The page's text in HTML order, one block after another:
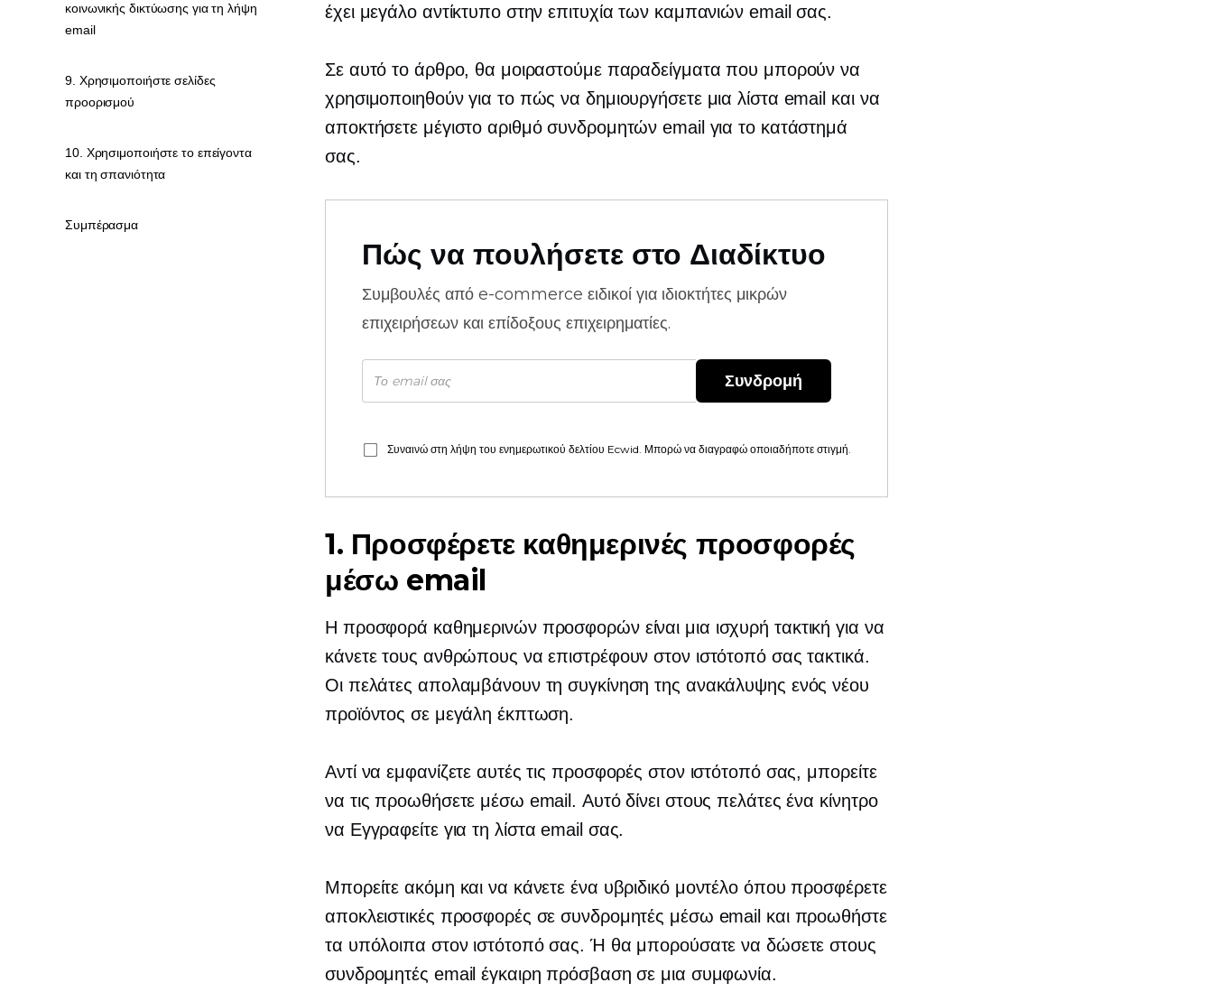
έχει μεγάλο αντίκτυπο στην επιτυχία των καμπανιών email σας.
Σε αυτό το άρθρο, θα μοιραστούμε παραδείγματα που μπορούν να
χρησιμοποιηθούν για το πώς να δημιουργήσετε μια λίστα email και να
αποκτήσετε μέγιστο αριθμό συνδρομητών email για το κατάστημά
σας.
Πώς να πουλήσετε στο Διαδίκτυο
Συμβουλές από e-commerce ειδικοί για ιδιοκτήτες μικρών
επιχειρήσεων και επίδοξους επιχειρηματίες.
Συνδρομή
Συναινώ στη λήψη του ενημερωτικού δελτίου Ecwid. Μπορώ να διαγραφώ οποιαδήποτε στιγμή.
1. Προσφέρετε καθημερινές προσφορές
μέσω email
Η προσφορά καθημερινών προσφορών είναι μια ισχυρή τακτική για να
κάνετε τους ανθρώπους να επιστρέφουν στον ιστότοπό σας τακτικά.
Οι πελάτες απολαμβάνουν τη συγκίνηση της ανακάλυψης ενός νέου
προϊόντος σε μεγάλη έκπτωση.
Αντί να εμφανίζετε αυτές τις προσφορές στον ιστότοπό σας, μπορείτε
να τις προωθήσετε μέσω email. Αυτό δίνει στους πελάτες ένα κίνητρο
να Εγγραφείτεγια τη λίστα email σας.
Μπορείτε ακόμη και να κάνετε ένα υβριδικό μοντέλο όπου προσφέρετε
αποκλειστικές προσφορές σε συνδρομητές μέσω email και προωθήστε
τα υπόλοιπα στον ιστότοπό σας. Ή θα μπορούσατε να δώσετε στους
συνδρομητές email έγκαιρη πρόσβαση σε μια συμφωνία.
κοινωνικής δικτύωσης για τη λήψη
email
9. Χρησιμοποιήστε σελίδες
προορισμού
10. Χρησιμοποιήστε το επείγοντα
και τη σπανιότητα
Συμπέρασμα